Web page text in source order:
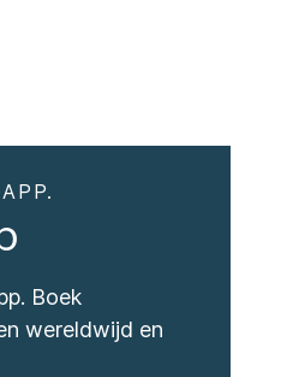
Boek
wereldwijd en